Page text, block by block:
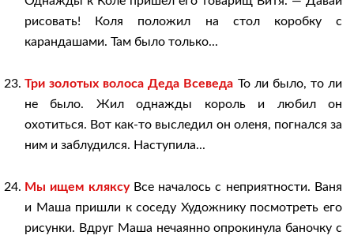
рисовать! Коля положил на стол коробку с
карандашами. Там было только...
Три золотых волоса Деда Всеведа То ли было, то ли
не было. Жил однажды король и любил он
охотиться. Вот как-то выследил он оленя, погнался за
ним и заблудился. Наступила...
Мы ищем кляксуВсе началось с неприятности. Ваня
и Маша пришли к соседу Художнику посмотреть его
рисунки. Вдруг Маша не­чаянно опрокинула баночку с